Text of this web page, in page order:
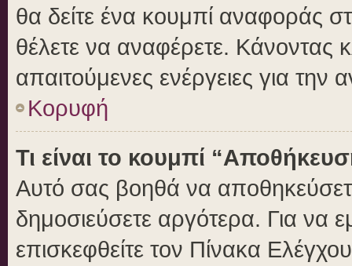
θα δείτε ένα κουμπί αναφοράς
θέλετε να αναφέρετε. Κάνοντας
απαιτούμενες ενέργειες για την
Κορυφή
Τι είναι το κουμπί
Αυτό σας βοηθά να
δημοσιεύσετε αργότερα. Για να
επισκεφθείτε τον Πίνακα